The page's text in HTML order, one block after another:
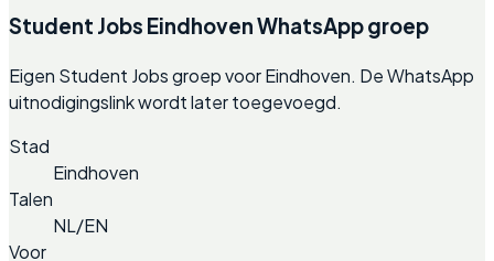
Student Jobs Eindhoven WhatsApp groep
Eigen Student Jobs groep voor Eindhoven. De WhatsApp
uitnodigingslink wordt later toegevoegd.
Stad
Eindhoven
Talen
NL/EN
Voor